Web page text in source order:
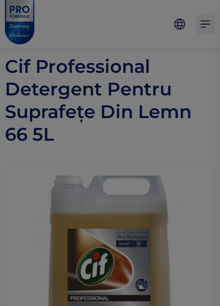
Skip to main content
Skip to navigation
Skip to footer
Pro Formula
Cif Professional
Detergent Pentru
Suprafeţe Din Lemn
66 5L